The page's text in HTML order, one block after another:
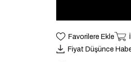
Favorilere Ekle
Fiyat Düşünce